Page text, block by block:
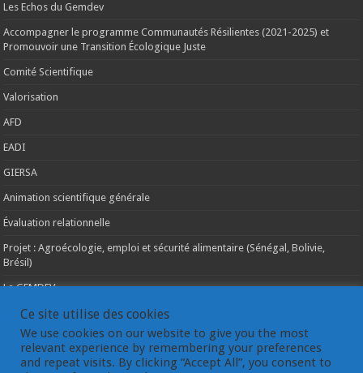
Les Echos du Gemdev
Accompagner le programme Communautés Résilientes (2021-2025) et
Promouvoir une Transition Écologique Juste
Comité Scientifique
Valorisation
AFD
EADI
GIERSA
Animation scientifique générale
Évaluation relationnelle
Projet : Agroécologie, emploi et sécurité alimentaire (Sénégal, Bolivie,
Brésil)
Le GEMDEV
La pluridisciplinarité
La coopération internationale
Les instances du GEMDEV
Ce site utilise des cookies
We use cookies on our website to give you the most
relevant experience by remembering your preferences
and repeat visits. By clicking “Accept All”, you consent to